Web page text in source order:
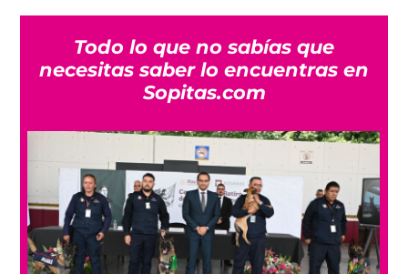
Todo lo que no sabías que
necesitas saber lo encuentras en
Sopitas.com